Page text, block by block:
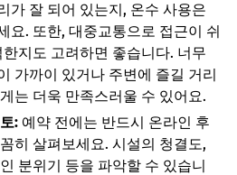
가 잘 되어 있는지, 온수 사용은
요. 또한, 대중교통으로 접근이 쉬
지도 고려하면 좋습니다. 너무
가까이 있거나 주변에 즐길 거리
는 더욱 만족스러울 수 있어요.
: 예약 전에는 반드시 온라인 후
히 살펴보세요. 시설의 청결도,
분위기 등을 파악할 수 있습니